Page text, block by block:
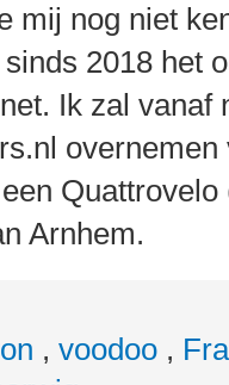
mij nog niet
2018 het
Ik zal vanaf
Arnhem.
, voodoo ,